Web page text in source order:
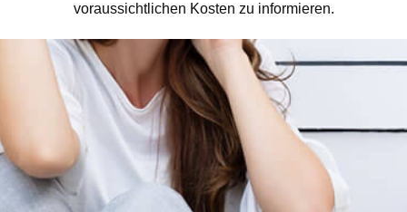
voraussichtlichen Kosten zu informieren.